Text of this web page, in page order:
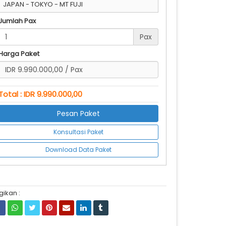
JAPAN - TOKYO - MT FUJI
Pax
Pax
Paket
: IDR 9.990.000,00
Pesan Paket
Konsultasi Paket
Download Data Paket
: